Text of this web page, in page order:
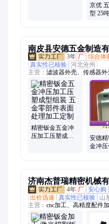
京优
型 25
南皮县安德五金制造
3年 厂 综合体
真实性已核验 河北沧州
主营： 滤波器外壳、传感器
金件、电子五金件、金属冲
精密钣金五金冲
压加工压塑成型
安德
金冲压
济南杰普瑞精密机械
4年 厂 安心购
出价迅速
真实性已核验
山
主营： cnc加工、高精度配件
加工、精密零件加工、精密